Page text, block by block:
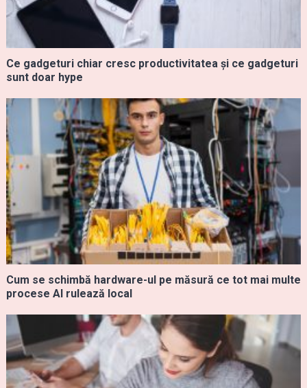
Ce gadgeturi chiar cresc productivitatea și ce gadgeturi
sunt doar hype
Cum se schimbă hardware-ul pe măsură ce tot mai multe
procese AI rulează local